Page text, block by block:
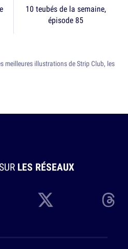
10 teubés de la semaine,
épisode 85
meilleures illustrations de Strip Club, les
LES RÉSEAUX